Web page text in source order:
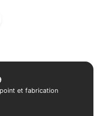
et fabrication